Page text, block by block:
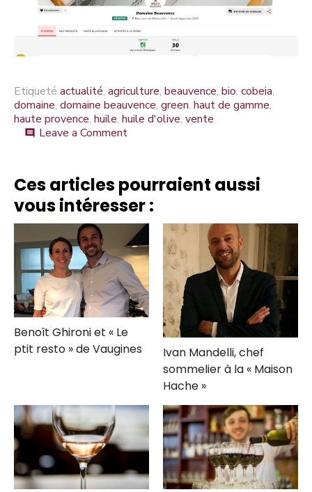
Etiqueté actualité, agriculture, beauvence, bio, cobeia,
domaine, domaine beauvence, green, haut de gamme,
haute provence, huile, huile d'olive, vente
comment Leave a Commenton
Ces articles pourraient aussi
vous intéresser :
Benoît Ghironi et « Le
ptit resto » de Vaugines
Ivan Mandelli, chef
sommelier à la « Maison
Hache »